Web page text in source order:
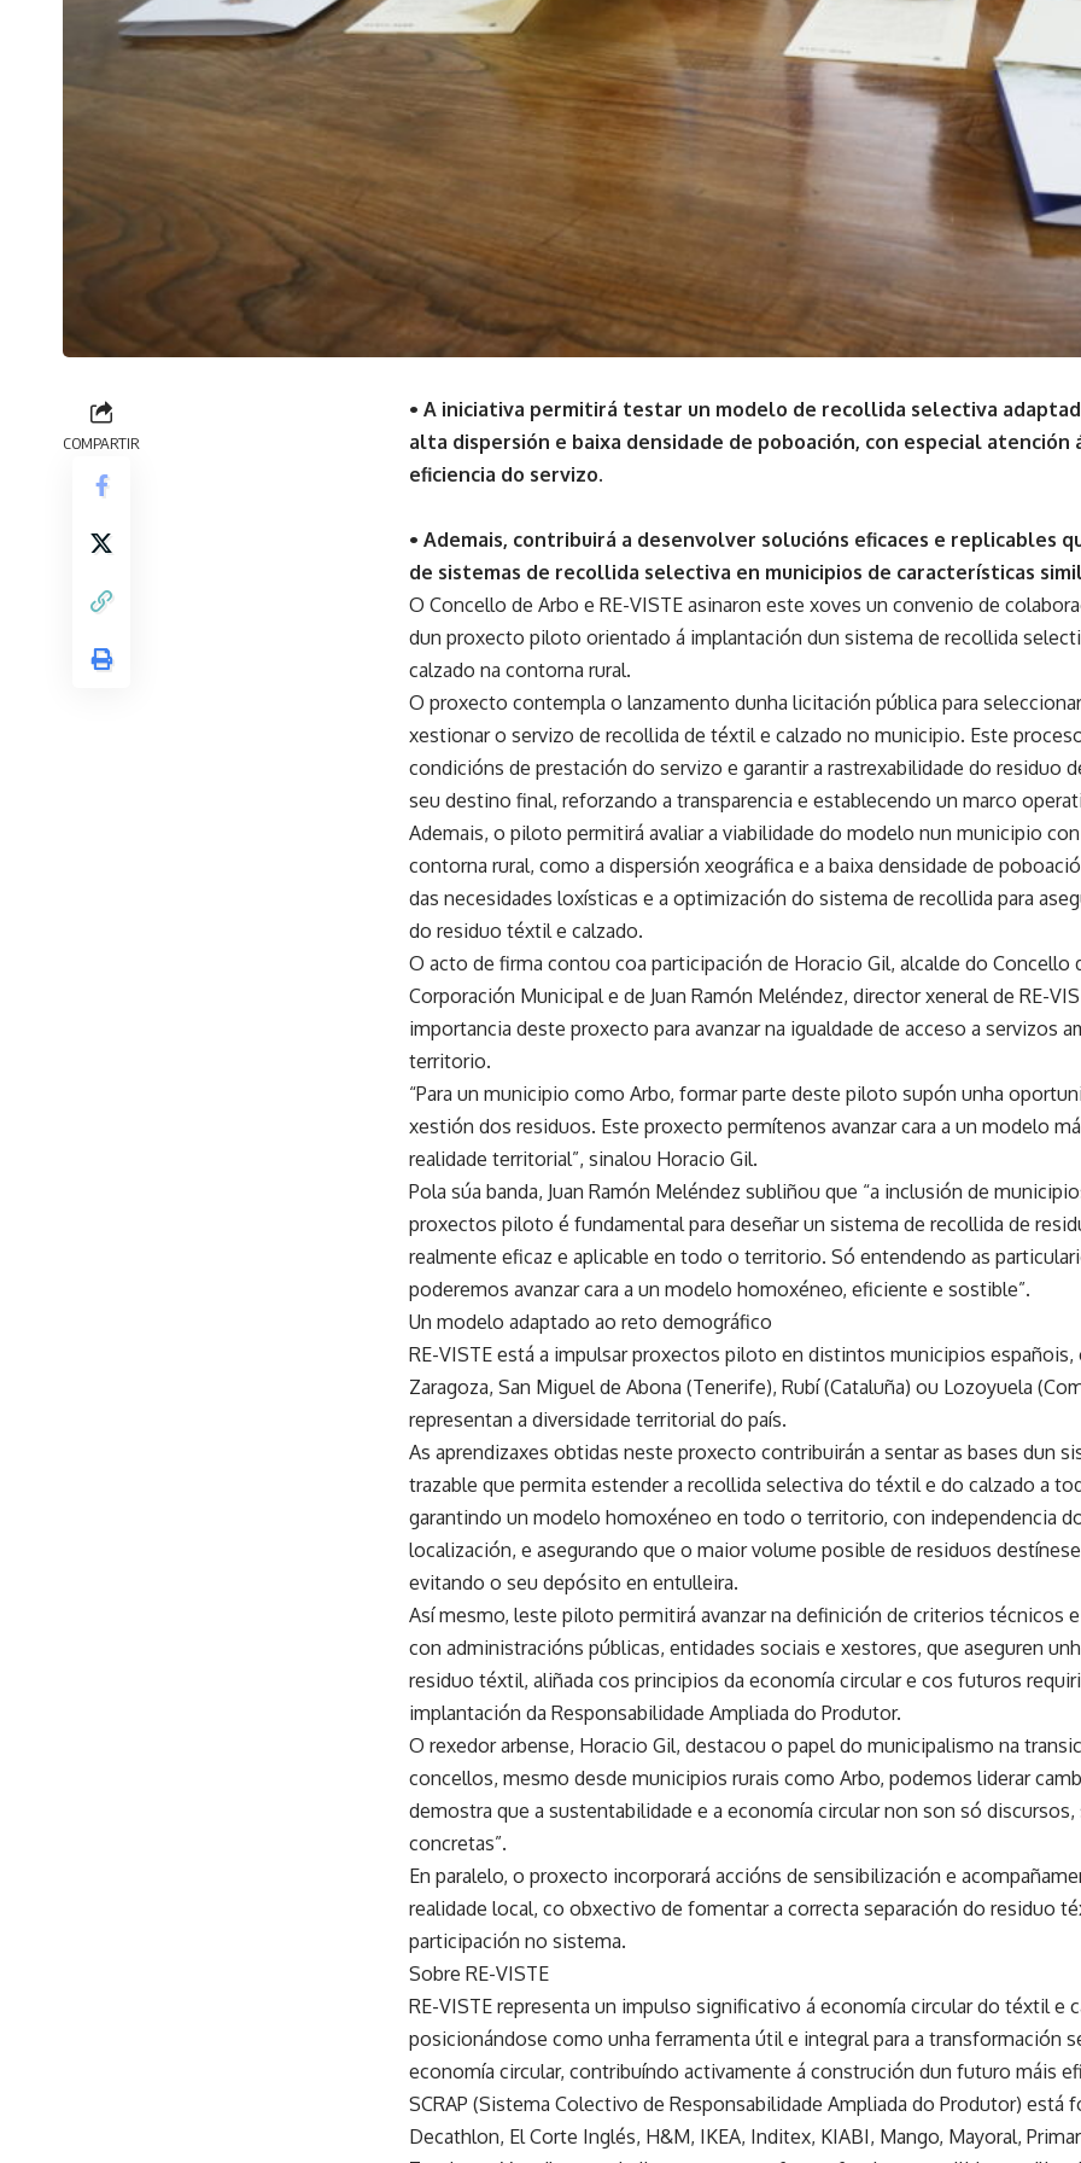
COMPARTIR
• A iniciativa permitirá testar un modelo de recollida selectiva
alta dispersión e baixa densidade de poboación, con especial atención
eficiencia do servizo.
• Ademais, contribuirá a desenvolver solucións eficaces e replicables
de sistemas de recollida selectiva en municipios de características
O Concello de Arbo e RE-VISTE asinaron este xoves un convenio de
dun proxecto piloto orientado á implantación dun sistema de recollida
calzado na contorna rural.
O proxecto contempla o lanzamento dunha licitación pública para
xestionar o servizo de recollida de téxtil e calzado no municipio. Este
condicións de prestación do servizo e garantir a rastrexabilidade do residuo
seu destino final, reforzando a transparencia e establecendo un marco
Ademais, o piloto permitirá avaliar a viabilidade do modelo nun municipio
contorna rural, como a dispersión xeográfica e a baixa densidade de
das necesidades loxísticas e a optimización do sistema de recollida para
do residuo téxtil e calzado.
O acto de firma contou coa participación de Horacio Gil, alcalde do Concello
Corporación Municipal e de Juan Ramón Meléndez, director xeneral de RE-
importancia deste proxecto para avanzar na igualdade de acceso a servizos
territorio.
“Para un municipio como Arbo, formar parte deste piloto supón unha
xestión dos residuos. Este proxecto permítenos avanzar cara a un modelo
realidade territorial”, sinalou Horacio Gil.
Pola súa banda, Juan Ramón Meléndez subliñou que “a inclusión de
proxectos piloto é fundamental para deseñar un sistema de recollida de
realmente eficaz e aplicable en todo o territorio. Só entendendo as
poderemos avanzar cara a un modelo homoxéneo, eficiente e sostible”.
Un modelo adaptado ao reto demográfico
RE-VISTE está a impulsar proxectos piloto en distintos municipios
Zaragoza, San Miguel de Abona (Tenerife), Rubí (Cataluña) ou Lozoyuela
representan a diversidade territorial do país.
As aprendizaxes obtidas neste proxecto contribuirán a sentar as bases dun
trazable que permita estender a recollida selectiva do téxtil e do calzado a
garantindo un modelo homoxéneo en todo o territorio, con independencia
localización, e asegurando que o maior volume posible de residuos
evitando o seu depósito en entulleira.
Así mesmo, leste piloto permitirá avanzar na definición de criterios técnicos
con administracións públicas, entidades sociais e xestores, que aseguren
residuo téxtil, aliñada cos principios da economía circular e cos futuros
implantación da Responsabilidade Ampliada do Produtor.
O rexedor arbense, Horacio Gil, destacou o papel do municipalismo na
concellos, mesmo desde municipios rurais como Arbo, podemos liderar
demostra que a sustentabilidade e a economía circular non son só
concretas”.
En paralelo, o proxecto incorporará accións de sensibilización e
realidade local, co obxectivo de fomentar a correcta separación do residuo
participación no sistema.
Sobre RE-VISTE
RE-VISTE representa un impulso significativo á economía circular do téxtil e
posicionándose como unha ferramenta útil e integral para a transformación
economía circular, contribuíndo activamente á construción dun futuro máis
SCRAP (Sistema Colectivo de Responsabilidade Ampliada do Produtor) está
Decathlon, El Corte Inglés, H&M, IKEA, Inditex, KIABI, Mango, Mayoral,